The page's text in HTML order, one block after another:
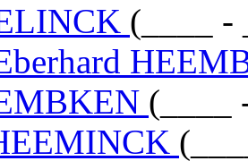
(____ -
(____